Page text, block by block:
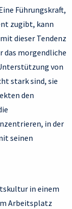
Führungskraft,
zugibt, kann
dieser Tendenz
das morgendliche
von
stark sind, sie
den
in der
seinen
in einem
Arbeitsplatz